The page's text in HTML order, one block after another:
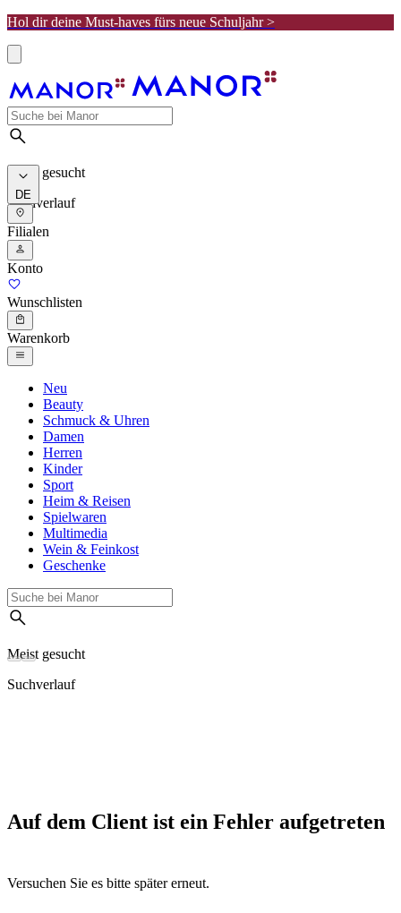
Hol dir deine Must-haves fürs neue Schuljahr >
Meist gesucht
Suchverlauf
DE
Filialen
Konto
Wunschlisten
Warenkorb
Neu
Beauty
Schmuck & Uhren
Damen
Herren
Kinder
Sport
Heim & Reisen
Spielwaren
Multimedia
Wein & Feinkost
Geschenke
Meist gesucht
Suchverlauf
Auf dem Client ist ein Fehler aufgetreten
Versuchen Sie es bitte später erneut.